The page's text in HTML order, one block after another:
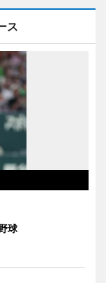
ス
球